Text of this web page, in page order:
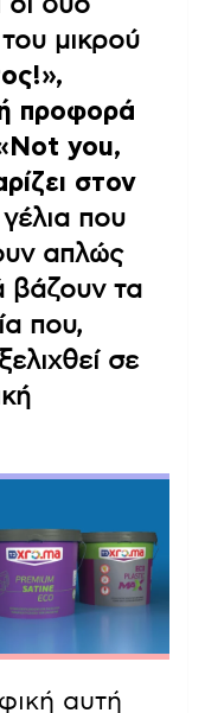
μικρού
προφορά
you,
στον
που
απλώς
βάζουν τα
που,
σε
αυτή